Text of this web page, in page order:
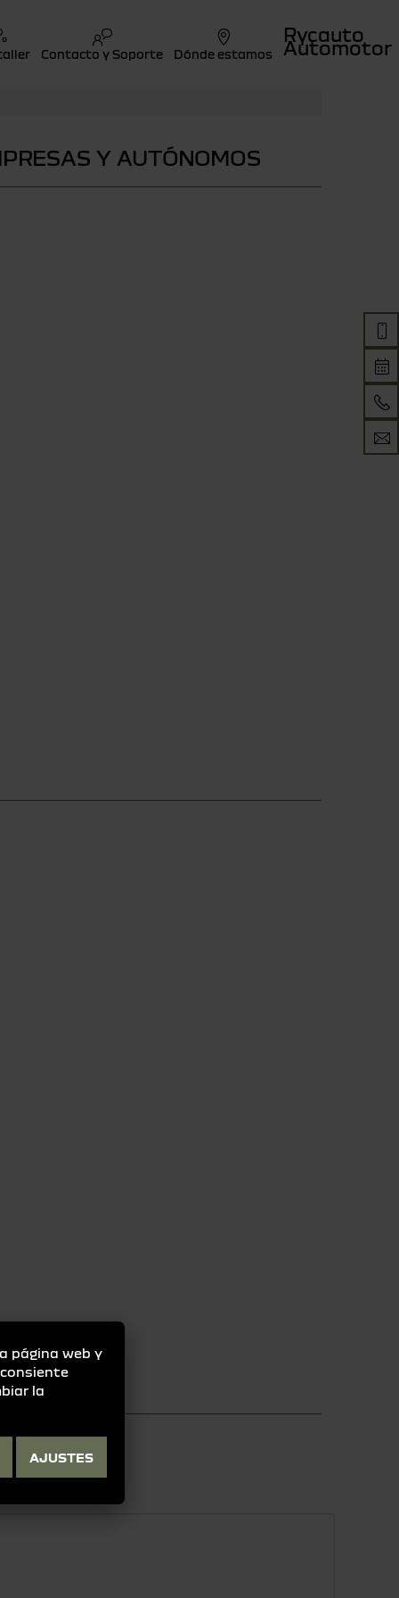
Contacto y Soporte Dónde estamos
Rycauto
Automotor
Y AUTÓNOMOS
página web y
la
AJUSTES